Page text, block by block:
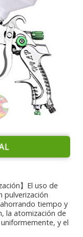
】El uso de
pulverización
tiempo y
la atomización de
y el